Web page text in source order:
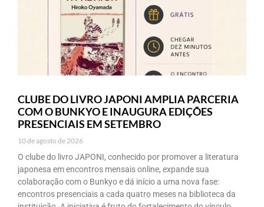
CLUBE DO LIVRO JAPONI AMPLIA PARCERIA
COM O BUNKYO E INAUGURA EDIÇÕES
PRESENCIAIS EM SETEMBRO
10 de agosto de 2026
O clube do livro JAPONI, conhecido por promover a literatura
japonesa em encontros mensais online, expande sua
colaboração com o Bunkyo e dá início a uma nova fase:
encontros presenciais a cada quatro meses na biblioteca da